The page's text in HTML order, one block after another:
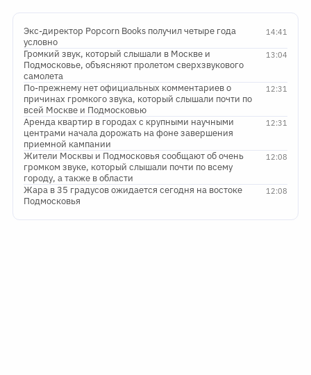
14:41
Экс-директор Popcorn Books получил четыре года
условно
13:04
Громкий звук, который слышали в Москве и
Подмосковье, объясняют пролетом сверхзвукового
самолета
12:31
По-прежнему нет официальных комментариев о
причинах громкого звука, который слышали почти по
всей Москве и Подмосковью
12:31
Аренда квартир в городах с крупными научными
центрами начала дорожать на фоне завершения
приемной кампании
12:08
Жители Москвы и Подмосковья сообщают об очень
громком звуке, который слышали почти по всему
городу, а также в области
12:08
Жара в 35 градусов ожидается сегодня на востоке
Подмосковья